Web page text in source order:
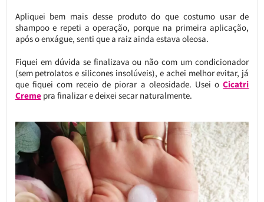
Apliquei bem mais desse produto do que costumo usar de
shampoo e repeti a operação, porque na primeira aplicação,
após o enxágue, senti que a raiz ainda estava oleosa.
Fiquei em dúvida se finalizava ou não com um condicionador
(sem petrolatos e silicones insolúveis), e achei melhor evitar, já
que fiquei com receio de piorar a oleosidade. Usei o Cicatri
Cremepra finalizar e deixei secar naturalmente.